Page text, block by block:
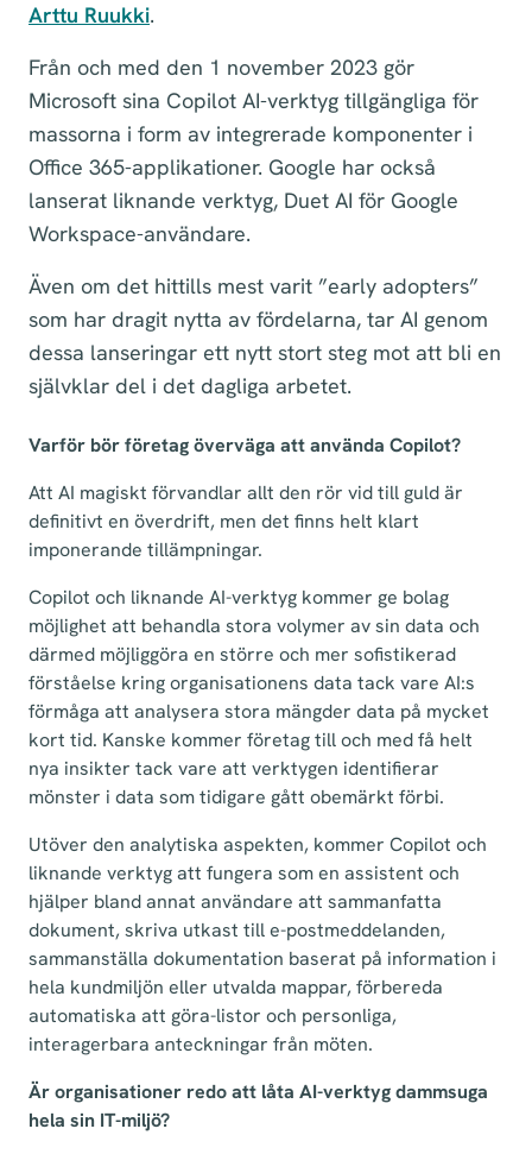
Arttu Ruukki.
Från och med den 1 november 2023 gör
Microsoft sina Copilot AI-verktyg tillgängliga för
massorna i form av integrerade komponenter i
Office 365-applikationer. Google har också
lanserat liknande verktyg, Duet AI för Google
Workspace-användare.
Även om det hittills mest varit ”early adopters”
som har dragit nytta av fördelarna, tar AI genom
dessa lanseringar ett nytt stort steg mot att bli en
självklar del i det dagliga arbetet.
Varför bör företag överväga att använda Copilot?
Att AI magiskt förvandlar allt den rör vid till guld är
definitivt en överdrift, men det finns helt klart
imponerande tillämpningar.
Copilot och liknande AI-verktyg kommer ge bolag
möjlighet att behandla stora volymer av sin data och
därmed möjliggöra en större och mer sofistikerad
förståelse kring organisationens data tack vare AI:s
förmåga att analysera stora mängder data på mycket
kort tid. Kanske kommer företag till och med få helt
nya insikter tack vare att verktygen identifierar
mönster i data som tidigare gått obemärkt förbi.
Utöver den analytiska aspekten, kommer Copilot och
liknande verktyg att fungera som en assistent och
hjälper bland annat användare att sammanfatta
dokument, skriva utkast till e-postmeddelanden,
sammanställa dokumentation baserat på information i
hela kundmiljön eller utvalda mappar, förbereda
automatiska att göra-listor och personliga,
interagerbara anteckningar från möten.
Är organisationer redo att låta AI-verktyg dammsuga
hela sin IT-miljö?